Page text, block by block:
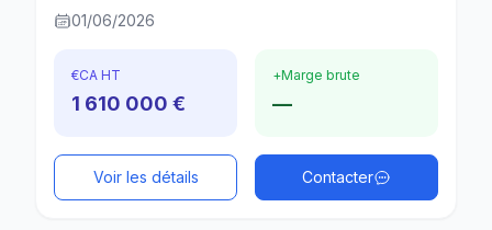
01/06/2026
€CA HT
1 610 000 €
+Marge brute
—
Voir les détails Contacter